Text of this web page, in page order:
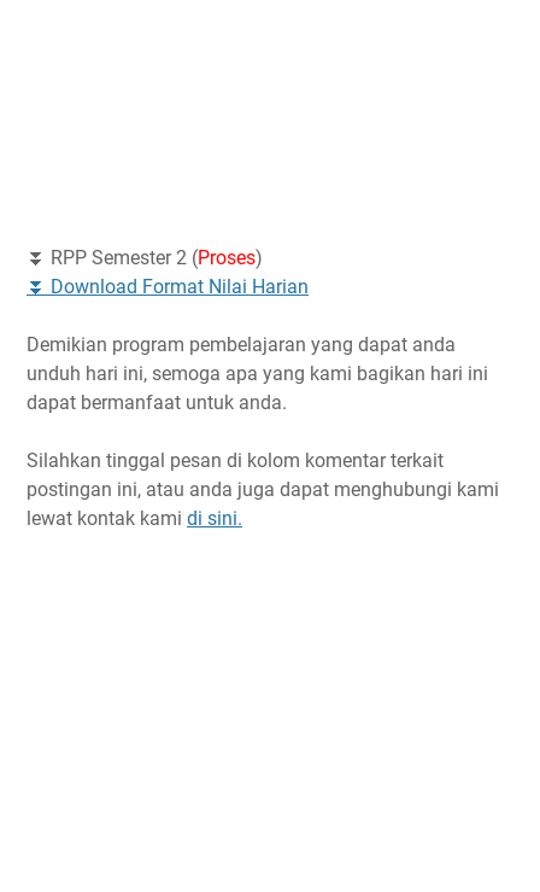
⏬ RPP Semester 2 (Proses)
⏬ Download Format Nilai Harian
Demikian program pembelajaran yang dapat anda
unduh hari ini, semoga apa yang kami bagikan hari ini
dapat bermanfaat untuk anda.
Silahkan tinggal pesan di kolom komentar terkait
postingan ini, atau anda juga dapat menghubungi kami
lewat kontak kami di sini.